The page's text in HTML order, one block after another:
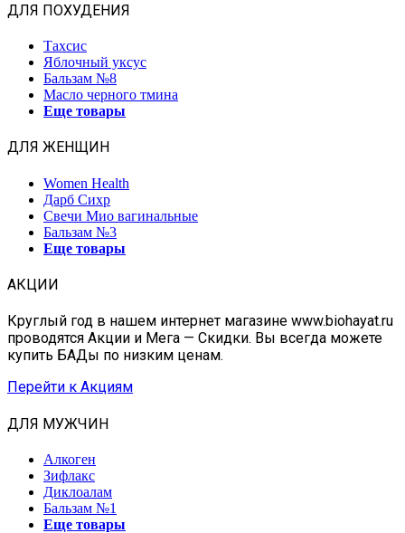
ДЛЯ ПОХУДЕНИЯ
Тахсис
Яблочный уксус
Бальзам №8
Масло черного тмина
Еще товары
ДЛЯ ЖЕНЩИН
Women Health
Дарб Сихр
Свечи Мио вагинальные
Бальзам №3
Еще товары
АКЦИИ
Круглый год в нашем интернет магазине www.biohayat.ru
проводятся Акции и Мега — Скидки. Вы всегда можете
купить БАДы по низким ценам.
Перейти к Акциям
ДЛЯ МУЖЧИН
Алкоген
Зифлакс
Диклоалам
Бальзам №1
Еще товары